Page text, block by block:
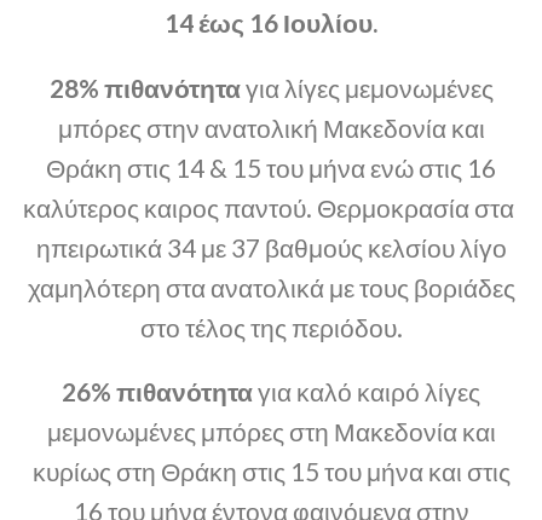
14 έως 16 Ιουλίου.
28% πιθανότηταγια λίγες μεμονωμένες
μπόρες στην ανατολική Μακεδονία και
Θράκη στις 14 & 15 του μήνα ενώ στις 16
καλύτερος καιρος παντού. Θερμοκρασία στα
ηπειρωτικά 34 με 37 βαθμούς κελσίου λίγο
χαμηλότερη στα ανατολικά με τους βοριάδες
στο τέλος της περιόδου.
26% πιθανότηταγια καλό καιρό λίγες
μεμονωμένες μπόρες στη Μακεδονία και
κυρίως στη Θράκη στις 15 του μήνα και στις
16 του μήνα έντονα φαινόμενα στην